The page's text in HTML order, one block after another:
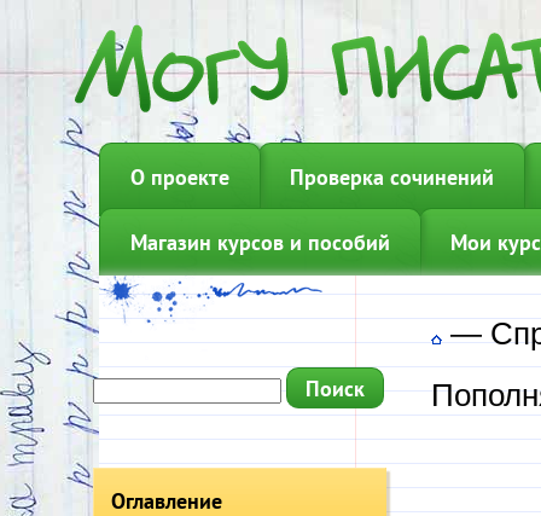
О проекте Проверка сочинений
Магазин курсов и пособий Мои
Оглавление
—